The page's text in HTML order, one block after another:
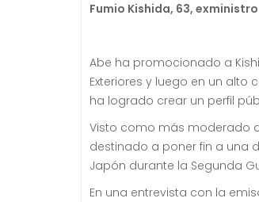
Fumio Kishida, 63,
Abe ha promocionado a
Exteriores y luego en un alto
ha logrado crear un perfil
Visto como más moderado
destinado a poner fin a una
Japón durante la Segunda
En una entrevista con la